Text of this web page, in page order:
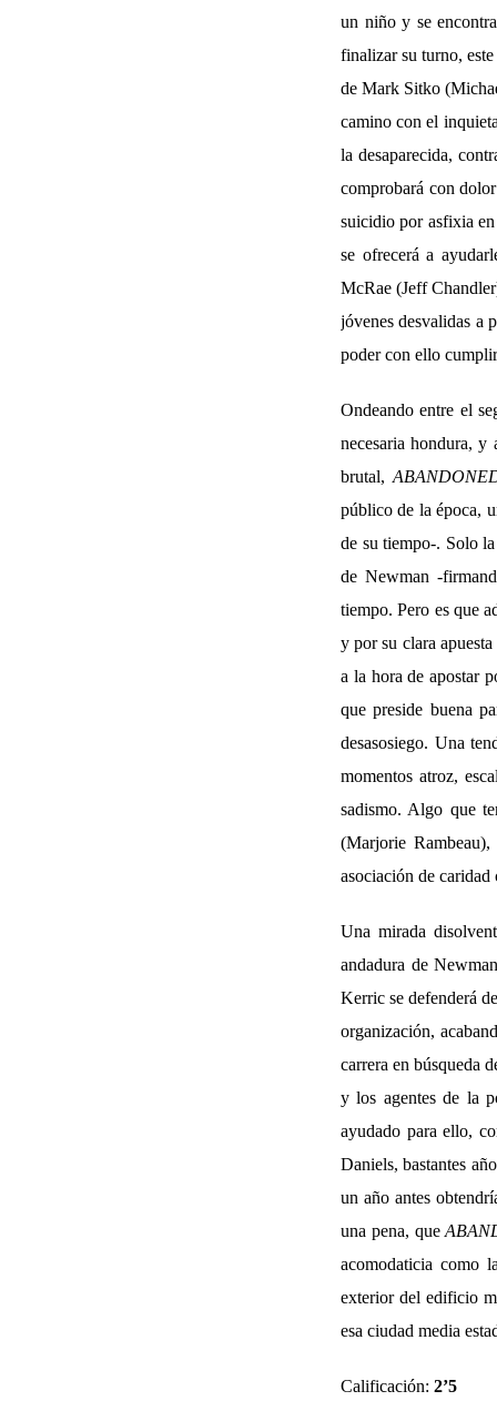
un niño y se
finalizar su turno,
de Mark Sitko
camino con el
la desaparecida,
comprobará con
suicidio por asfixia
se ofrecerá a
McRae (Jeff
jóvenes desvalidas a
poder con ello
Ondeando entre el
necesaria hondura, y
brutal,
público de la época,
de su tiempo-. Solo
de Newman -
tiempo. Pero es que
y por su clara
a la hora de apostar
que preside buena
desasosiego. Una
momentos atroz,
sadismo. Algo que
(Marjorie
asociación de caridad
Una mirada
andadura de
Kerric se defenderá
organización,
carrera en búsqueda
y los agentes de la
ayudado para ello,
Daniels, bastantes
un año antes
una pena, que
acomodaticia como
exterior del edificio
esa ciudad media
Calificación: 2’5